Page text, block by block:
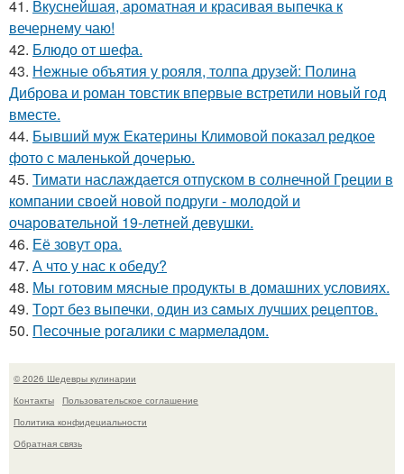
41. Вкуснейшая, ароматная и красивая выпечка к
вечернему чаю!
42. Блюдо от шефа.
43. Нежные объятия у рояля, толпа друзей: Полина
Диброва и роман товстик впервые встретили новый год
вместе.
44. Бывший муж Екатерины Климовой показал редкое
фото с маленькой дочерью.
45. Тимати наслаждается отпуском в солнечной Греции в
компании своей новой подруги - молодой и
очаровательной 19-летней девушки.
46. Её зовут ора.
47. А что у нас к обеду?
48. Мы готовим мясные продукты в домашних условиях.
49. Тopт без выпечки, один из сaмых лучших peцeптов.
50. Песочные рогалики с мармеладом.
© 2026 Шедевры кулинарии
Контакты
Пользовательское соглашение
Политика конфидециальности
Обратная связь